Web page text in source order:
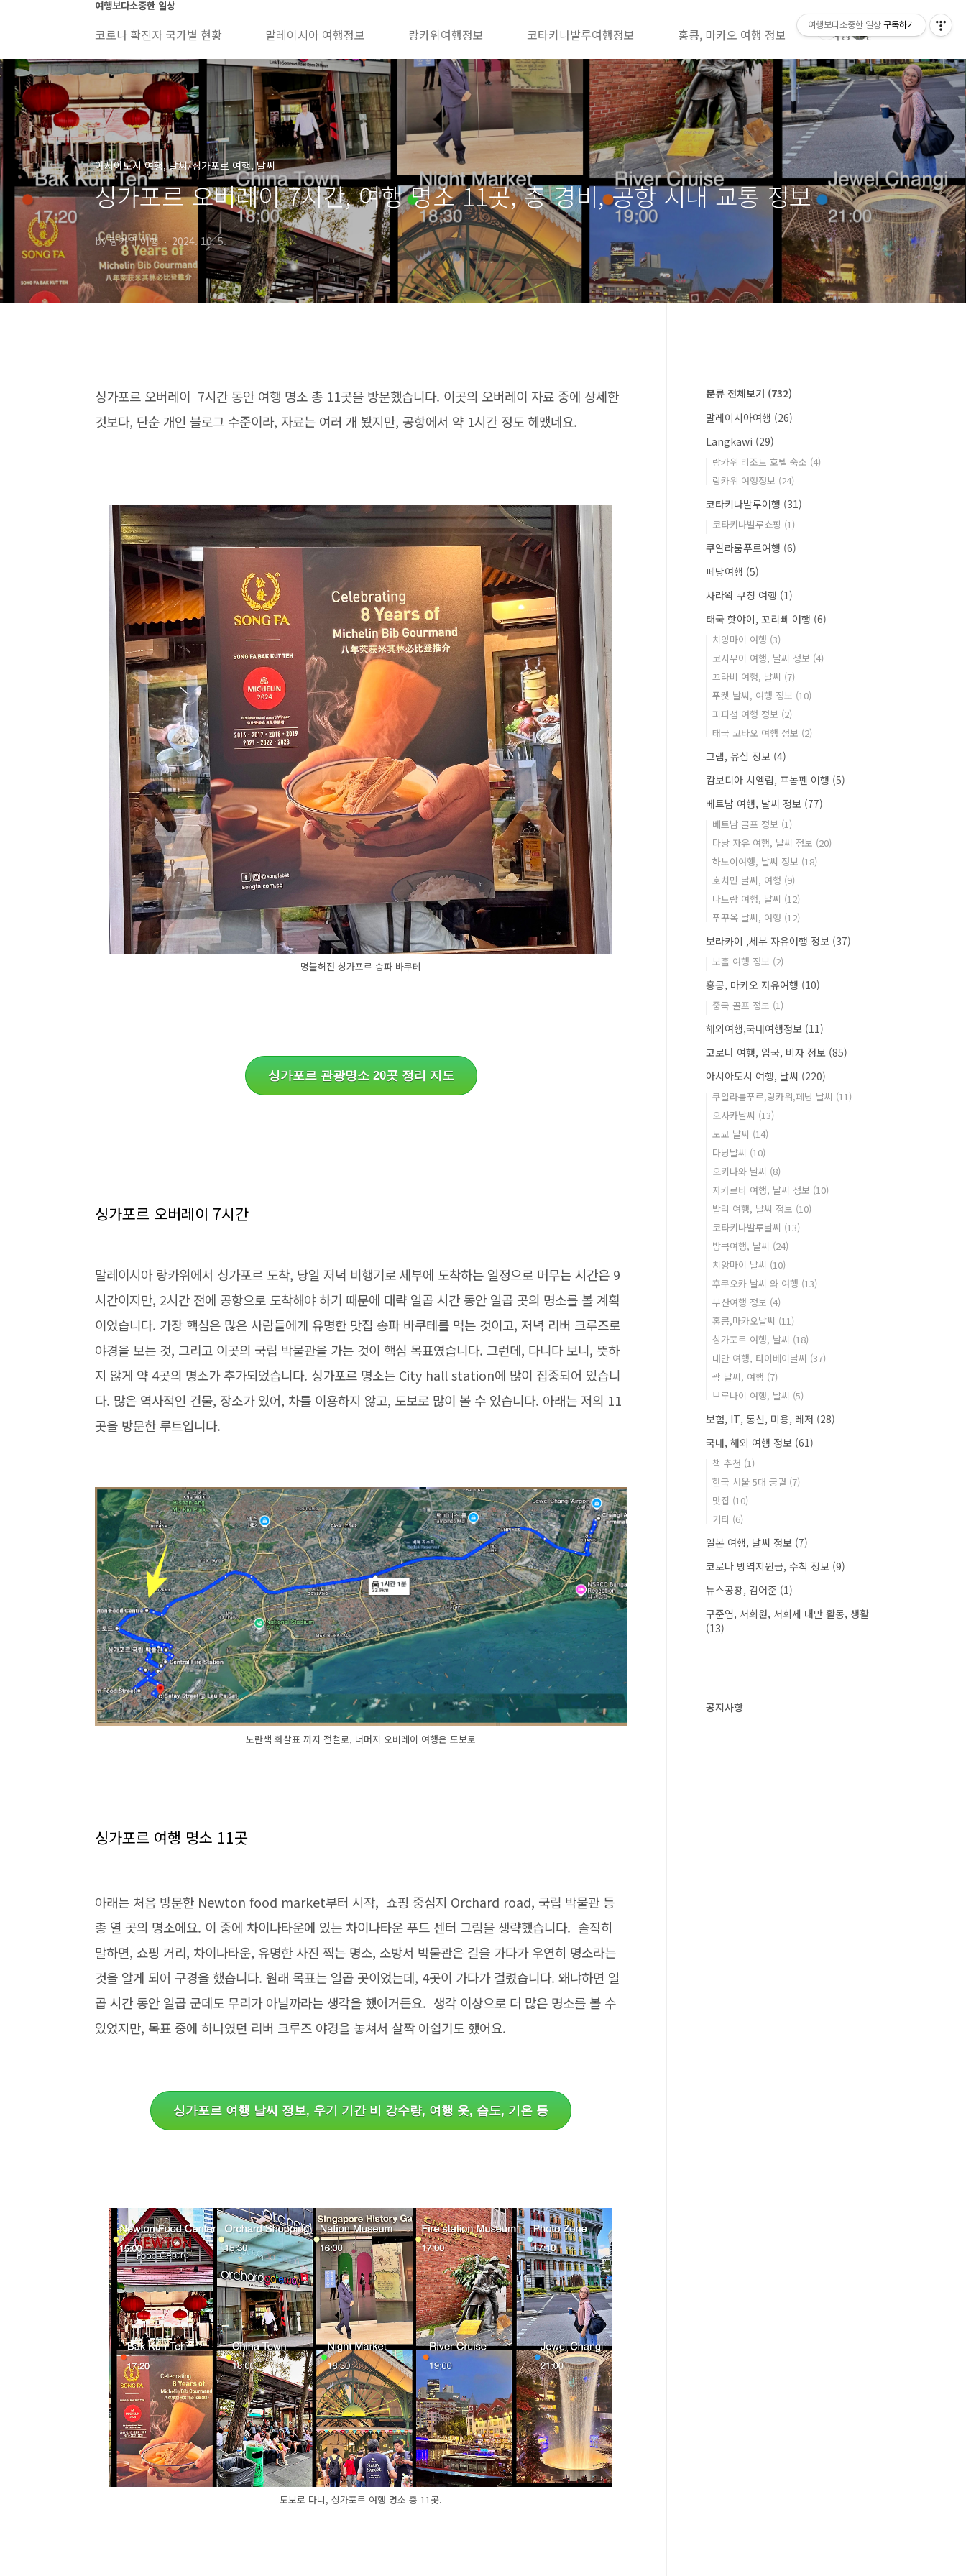
여행보다소중한 일상
코로나 확진자 국가별 현황 말레이시아 여행정보 랑카위여행정보 코타키나발루여행정보 홍콩, 마카오 여행 정보 여행 영상정보( 유투브)
아시아도시 여행, 날씨/싱가포르 여행, 날씨
싱가포르 오버레이 7시간, 여행 명소 11곳, 총 경비, 공항 시내 교통 정보
by 랑카위 여행 2024. 10. 5.
싱가포르 오버레이 7시간 동안 여행 명소 총 11곳을 방문했습니다. 이곳의 오버레이 자료 중에 상세한
것보다, 단순 개인 블로그 수준이라, 자료는 여러 개 봤지만, 공항에서 약 1시간 정도 헤맸네요.
명불허전 싱가포르 송파 바쿠테
싱가포르 관광명소 20곳 정리 지도
싱가포르 오버레이 7시간
말레이시아 랑카위에서 싱가포르 도착, 당일 저녁 비행기로 세부에 도착하는 일정으로 머무는 시간은 9
시간이지만, 2시간 전에 공항으로 도착해야 하기 때문에 대략 일곱 시간 동안 일곱 곳의 명소를 볼 계획
이었습니다. 가장 핵심은 많은 사람들에게 유명한 맛집 송파 바쿠테를 먹는 것이고, 저녁 리버 크루즈로
야경을 보는 것, 그리고 이곳의 국립 박물관을 가는 것이 핵심 목표였습니다. 그런데, 다니다 보니, 뜻하
지 않게 약 4곳의 명소가 추가되었습니다. 싱가포르 명소는 City hall station에 많이 집중되어 있습니
다. 많은 역사적인 건물, 장소가 있어, 차를 이용하지 않고, 도보로 많이 볼 수 있습니다. 아래는 저의 11
곳을 방문한 루트입니다.
노란색 화살표 까지 전철로, 너머지 오버레이 여행은 도보로
싱가포르 여행 명소 11곳
아래는 처음 방문한 Newton food market부터 시작, 쇼핑 중심지 Orchard road, 국립 박물관 등
총 열 곳의 명소에요. 이 중에 차이나타운에 있는 차이나타운 푸드 센터 그림을 생략했습니다. 솔직히
말하면, 쇼핑 거리, 차이나타운, 유명한 사진 찍는 명소, 소방서 박물관은 길을 가다가 우연히 명소라는
것을 알게 되어 구경을 했습니다. 원래 목표는 일곱 곳이었는데, 4곳이 가다가 걸렸습니다. 왜냐하면 일
곱 시간 동안 일곱 군데도 무리가 아닐까라는 생각을 했어거든요. 생각 이상으로 더 많은 명소를 볼 수
있었지만, 목표 중에 하나였던 리버 크루즈 야경을 놓쳐서 살짝 아쉽기도 했어요.
싱가포르 여행 날씨 정보, 우기 기간 비 강수량, 여행 옷, 습도, 기온 등
도보로 다니, 싱가포르 여행 명소 총 11곳.
분류 전체보기 (732)
말레이시아여행 (26)
Langkawi (29)
랑카위 리조트 호텔 숙소 (4)
랑카위 여행정보 (24)
코타키나발루여행 (31)
코타키나발루쇼핑 (1)
쿠알라룸푸르여행 (6)
페낭여행 (5)
사라왁 쿠칭 여행 (1)
태국 핫야이, 꼬리뻬 여행 (6)
치앙마이 여행 (3)
코사무이 여행, 날씨 정보 (4)
끄라비 여행, 날씨 (7)
푸켓 날씨, 여행 정보 (10)
피피섬 여행 정보 (2)
태국 코타오 여행 정보 (2)
그랩, 유심 정보 (4)
캄보디아 시엠립, 프놈펜 여행 (5)
베트남 여행, 날씨 정보 (77)
베트남 골프 정보 (1)
다낭 자유 여행, 날씨 정보 (20)
하노이여행, 날씨 정보 (18)
호치민 날씨, 여행 (9)
나트랑 여행, 날씨 (12)
푸꾸옥 날씨, 여행 (12)
보라카이 ,세부 자유여행 정보 (37)
보홀 여행 정보 (2)
홍콩, 마카오 자유여행 (10)
중국 골프 정보 (1)
해외여행,국내여행정보 (11)
코로나 여행, 입국, 비자 정보 (85)
아시아도시 여행, 날씨 (220)
쿠알라룸푸르,랑카위,페낭 날씨 (11)
오사카날씨 (13)
도쿄 날씨 (14)
다낭날씨 (10)
오키나와 날씨 (8)
자카르타 여행, 날씨 정보 (10)
발리 여행, 날씨 정보 (10)
코타키나발루날씨 (13)
방콕여행, 날씨 (24)
치앙마이 날씨 (10)
후쿠오카 날씨 와 여행 (13)
부산여행 정보 (4)
홍콩,마카오날씨 (11)
싱가포르 여행, 날씨 (18)
대만 여행, 타이베이날씨 (37)
괌 날씨, 여행 (7)
브루나이 여행, 날씨 (5)
보험, IT, 통신, 미용, 레저 (28)
국내, 해외 여행 정보 (61)
책 추천 (1)
한국 서울 5대 궁궐 (7)
맛집 (10)
기타 (6)
일본 여행, 날씨 정보 (7)
코로나 방역지원금, 수칙 정보 (9)
뉴스공장, 김어준 (1)
구준엽, 서희원, 서희제 대만 활동, 생활
(13)
공지사항
여행보다소중한 일상 구독하기